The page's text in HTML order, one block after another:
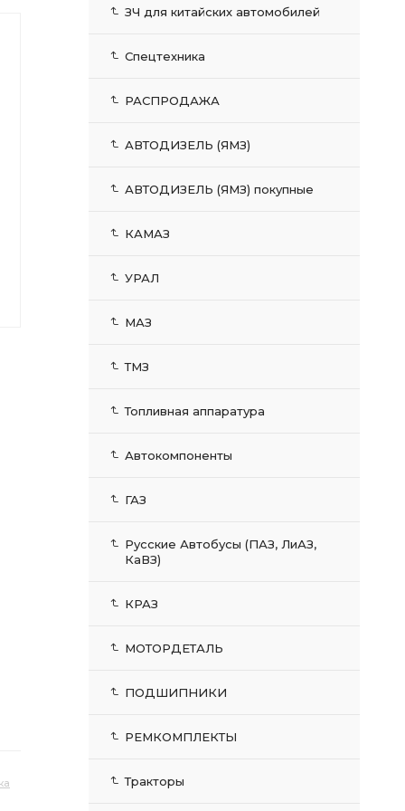
ЗЧ для китайских автомобилей
Спецтехника
РАСПРОДАЖА
АВТОДИЗЕЛЬ (ЯМЗ)
АВТОДИЗЕЛЬ (ЯМЗ) покупные
КАМАЗ
УРАЛ
МАЗ
ТМЗ
Топливная аппаратура
Автокомпоненты
ГАЗ
Русские Автобусы (ПАЗ, ЛиАЗ,
КаВЗ)
КРАЗ
МОТОРДЕТАЛЬ
ПОДШИПНИКИ
РЕМКОМПЛЕКТЫ
Тракторы